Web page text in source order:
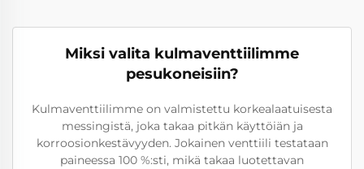
Miksi valita kulmaventtiilimme
pesukoneisiin?
Kulmaventtiilimme on valmistettu korkealaatuisesta
messingistä, joka takaa pitkän käyttöiän ja
korroosionkestävyyden. Jokainen venttiili testataan
paineessa 100 %:sti, mikä takaa luotettavan